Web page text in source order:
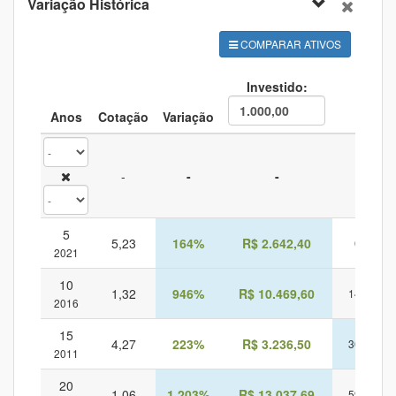
Variação Histórica
COMPARAR ATIVOS
Anos Cotação Variação
Investido:
- - -
5
2021
5,23 164% R$ 2.642,40 68%
10
2016
1,32 946% R$ 10.469,60 144%
15
2011
4,27 223% R$ 3.236,50 301%
20